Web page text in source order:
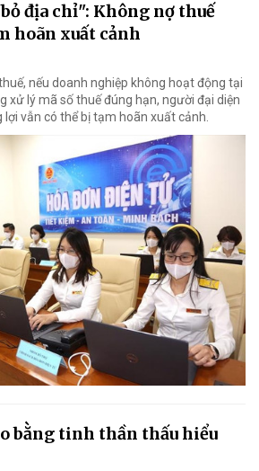
địa chỉ": Không nợ thuế
hoãn xuất cảnh
nếu doanh nghiệp không hoạt động tại
xử lý mã số thuế đúng hạn, người đại diện
lợi vẫn có thể bị tạm hoãn xuất cảnh.
bằng tinh thần thấu hiểu